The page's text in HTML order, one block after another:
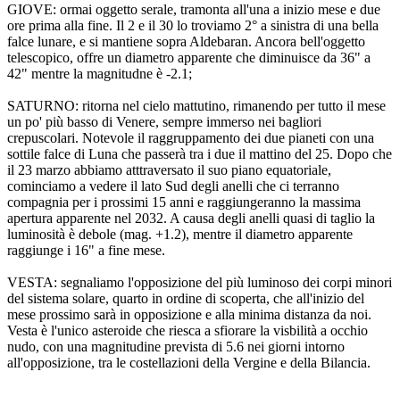
GIOVE: ormai oggetto serale, tramonta all'una a inizio mese e due
ore prima alla fine. Il 2 e il 30 lo troviamo 2° a sinistra di una bella
falce lunare, e si mantiene sopra Aldebaran. Ancora bell'oggetto
telescopico, offre un diametro apparente che diminuisce da 36" a
42" mentre la magnitudne è -2.1;
SATURNO: ritorna nel cielo mattutino, rimanendo per tutto il mese
un po' più basso di Venere, sempre immerso nei bagliori
crepuscolari. Notevole il raggruppamento dei due pianeti con una
sottile falce di Luna che passerà tra i due il mattino del 25. Dopo che
il 23 marzo abbiamo atttraversato il suo piano equatoriale,
cominciamo a vedere il lato Sud degli anelli che ci terranno
compagnia per i prossimi 15 anni e raggiungeranno la massima
apertura apparente nel 2032. A causa degli anelli quasi di taglio la
luminosità è debole (mag. +1.2), mentre il diametro apparente
raggiunge i 16" a fine mese.
VESTA: segnaliamo l'opposizione del più luminoso dei corpi minori
del sistema solare, quarto in ordine di scoperta, che all'inizio del
mese prossimo sarà in opposizione e alla minima distanza da noi.
Vesta è l'unico asteroide che riesca a sfiorare la visbilità a occhio
nudo, con una magnitudine prevista di 5.6 nei giorni intorno
all'opposizione, tra le costellazioni della Vergine e della Bilancia.